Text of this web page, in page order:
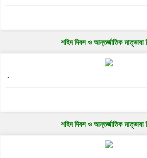
শহিদ দিবস ও আন্তর্জাতিক মাতৃভাষা
..
শহিদ দিবস ও আন্তর্জাতিক মাতৃভাষা